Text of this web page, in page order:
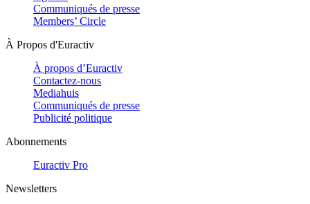
Communiqués de presse
Members’ Circle
À Propos d'Euractiv
À propos d’Euractiv
Contactez-nous
Mediahuis
Communiqués de presse
Publicité politique
Abonnements
Euractiv Pro
Newsletters